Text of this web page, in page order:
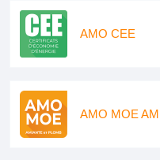
AMO CEE
AMO MOE